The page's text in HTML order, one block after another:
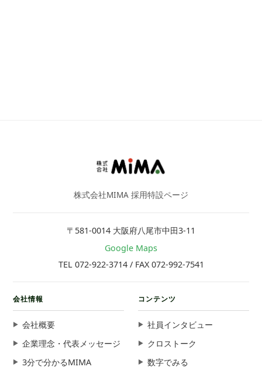
株式会社MIMA 採用特設ページ
〒581-0014 大阪府八尾市中田3-11
Google Maps
TEL 072-922-3714 / FAX 072-992-7541
会社情報
会社概要
企業理念・代表メッセージ
3分で分かるMIMA
コンテンツ
社員インタビュー
クロストーク
数字でみる